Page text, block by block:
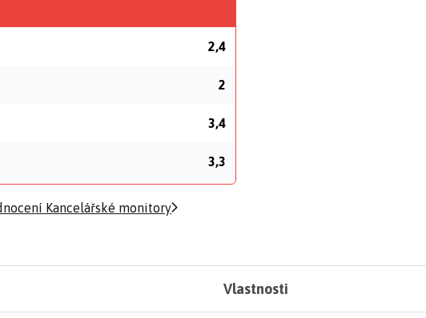
2,4
2
3,4
3,3
Kancelářské monitory
Vlastnosti